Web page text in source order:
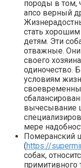
породы в том,
апсо верный
стать
детям. Эти
отважные. Они
своего
одиночество.
условиям
вычесывание
мере
Померанский
(https://
собак,